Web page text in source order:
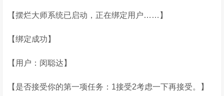
【摆烂大师系统已启动，正在绑定用户……】
【绑定成功】
【用户：闵聪达】
【是否接受你的第一项任务：1接受2考虑一下再接受。】